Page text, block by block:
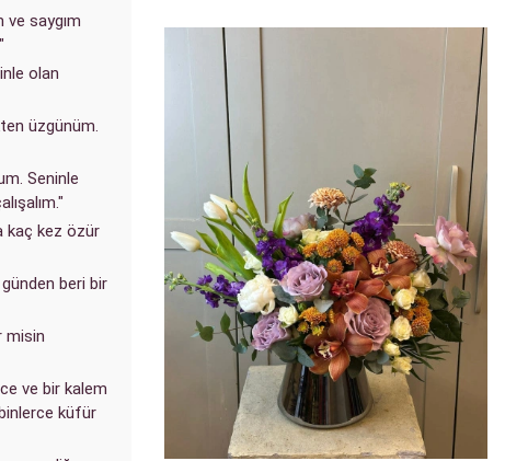
saygım
olan
üzgünüm.
Seninle
kaç kez özür
beri bir
misin
ve bir kalem
küfür